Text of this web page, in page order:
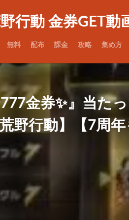
行動 金券GET動
無料 配布 課金 攻略 集め方
金券✨』当た
野行動】【7周